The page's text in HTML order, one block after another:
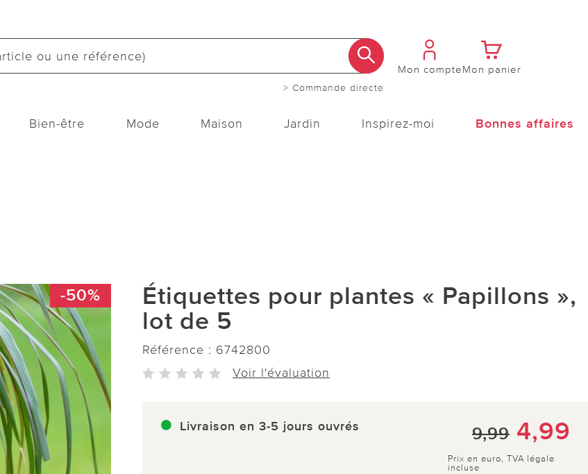
> Commande directe
Mon compteMon panier
Bien-être Mode Maison Jardin Inspirez-moi Bonnes affaires
-50%
Étiquettes pour plantes « Papillons »,
lot de 5
Référence : 6742800
Voir l'évaluation
Livraison en 3-5 jours ouvrés 9,99 4,99
Prix en euro, TVA légale
incluse